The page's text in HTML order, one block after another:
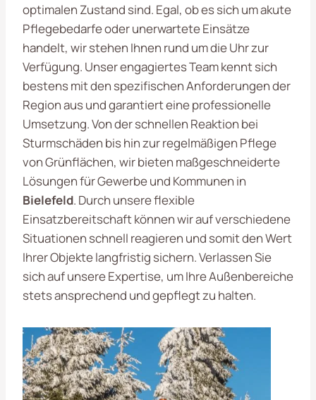
optimalen Zustand sind. Egal, ob es sich um akute
Pflegebedarfe oder unerwartete Einsätze
handelt, wir stehen Ihnen rund um die Uhr zur
Verfügung. Unser engagiertes Team kennt sich
bestens mit den spezifischen Anforderungen der
Region aus und garantiert eine professionelle
Umsetzung. Von der schnellen Reaktion bei
Sturmschäden bis hin zur regelmäßigen Pflege
von Grünflächen, wir bieten maßgeschneiderte
Lösungen für Gewerbe und Kommunen in
Bielefeld. Durch unsere flexible
Einsatzbereitschaft können wir auf verschiedene
Situationen schnell reagieren und somit den Wert
Ihrer Objekte langfristig sichern. Verlassen Sie
sich auf unsere Expertise, um Ihre Außenbereiche
stets ansprechend und gepflegt zu halten.